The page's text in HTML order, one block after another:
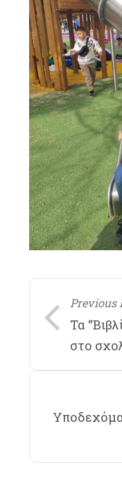
Previous
Τα
στο